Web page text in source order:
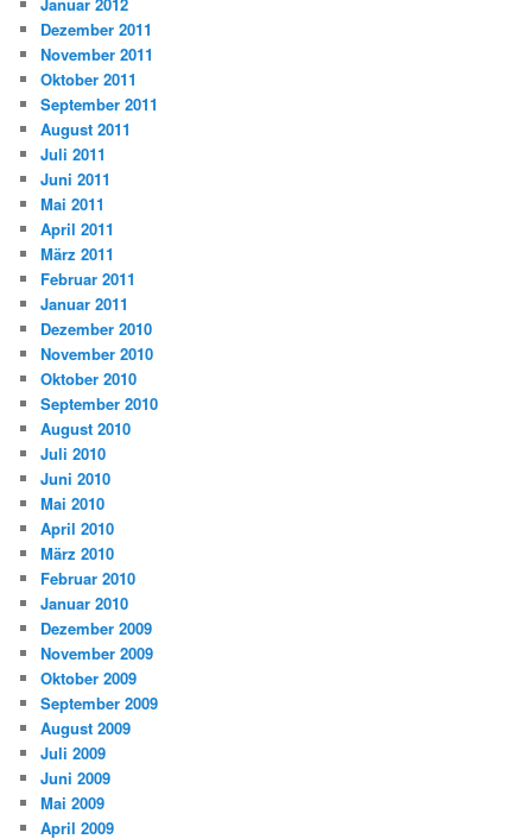
Januar 2012
Dezember 2011
November 2011
Oktober 2011
September 2011
August 2011
Juli 2011
Juni 2011
Mai 2011
April 2011
März 2011
Februar 2011
Januar 2011
Dezember 2010
November 2010
Oktober 2010
September 2010
August 2010
Juli 2010
Juni 2010
Mai 2010
April 2010
März 2010
Februar 2010
Januar 2010
Dezember 2009
November 2009
Oktober 2009
September 2009
August 2009
Juli 2009
Juni 2009
Mai 2009
April 2009